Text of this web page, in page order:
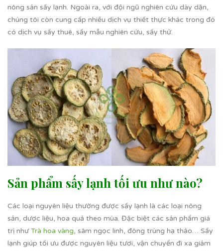
nông sản sấy lạnh. Ngoài ra, với đội ngũ nghiên cứu dày dặn,
chúng tôi còn cung cấp nhiều dịch vụ thiết thực khác trong đó
có dịch vụ sấy thuê, sấy mẫu nghiên cứu, sấy thử.
Sản phẩm sấy lạnh tối ưu như nào?
Các loại nguyên liệu thường được sấy lạnh là các loại nông
sản, dược liệu, hoa quả theo mùa. Đặc biệt các sản phẩm giá
trị nhưTrà hoa vàng, sâm ngọc linh, đông trùng hạ thảo… Sấy
lạnh giúp tối ưu được nguyên liệu tươi, vận chuyển đi xa giảm